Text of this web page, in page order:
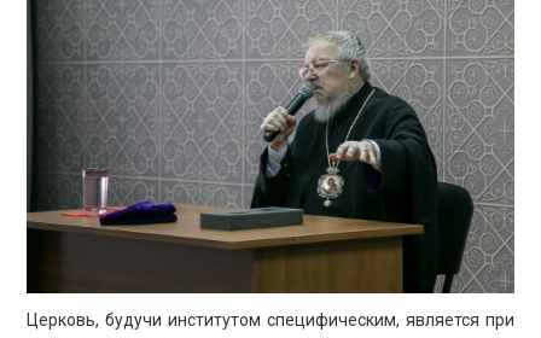
Церковь, будучи институтом специфическим, является при